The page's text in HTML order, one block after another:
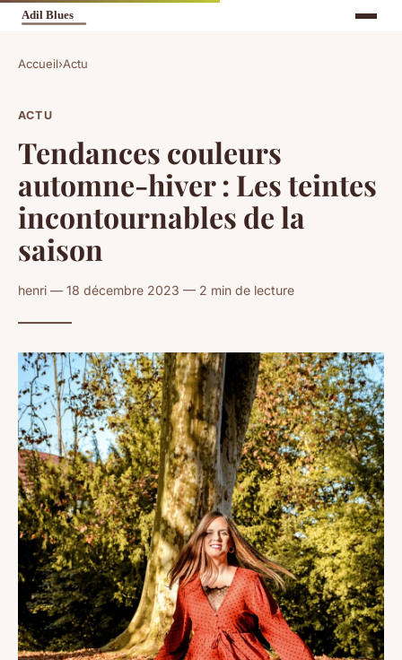
Accueil›Actu
ACTU
Tendances couleurs
automne-hiver : Les teintes
incontournables de la
saison
henri — 18 décembre 2023 — 2 min de lecture